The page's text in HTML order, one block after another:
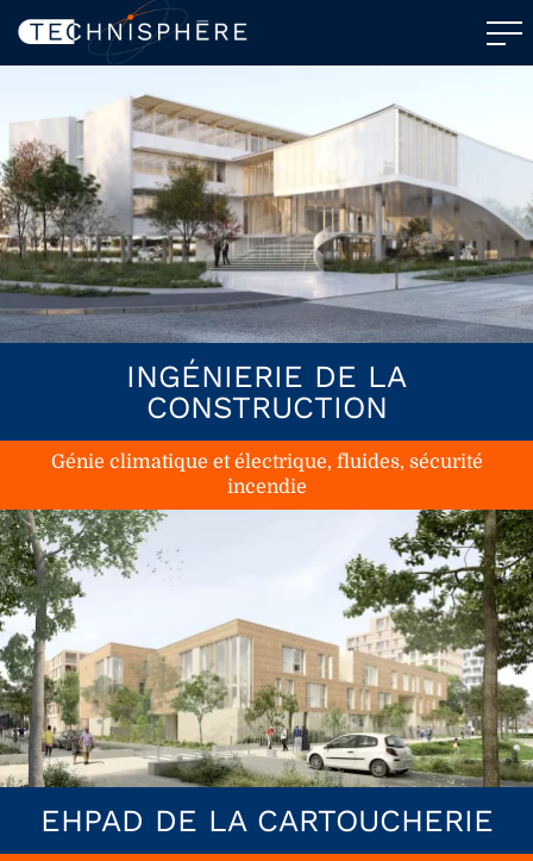
INGÉNIERIE DE LA
CONSTRUCTION
Génie climatique et électrique, fluides, sécurité
incendie
EHPAD DE LA CARTOUCHERIE